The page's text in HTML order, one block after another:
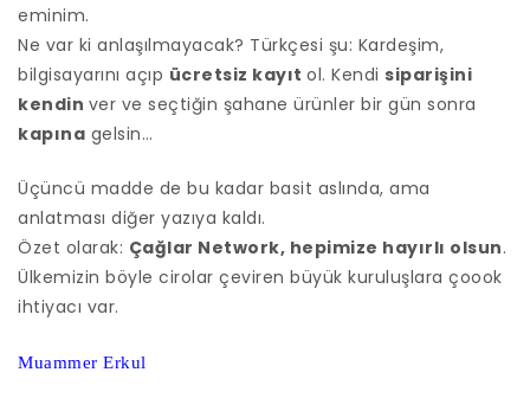
eminim.
Ne var ki anlaşılmayacak? Türkçesi şu: Kardeşim,
bilgisayarını açıp ücretsiz kayıt ol. Kendi siparişini
kendin ver ve seçtiğin şahane ürünler bir gün sonra
kapına gelsin…
Üçüncü madde de bu kadar basit aslında, ama
anlatması diğer yazıya kaldı.
Özet olarak: Çağlar Network, hepimize hayırlı olsun.
Ülkemizin böyle cirolar çeviren büyük kuruluşlara çoook
ihtiyacı var.
Muammer Erkul